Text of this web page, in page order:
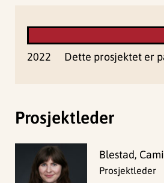
2022 Dette prosjektet er
Prosjektleder
Blestad,
Prosjektleder